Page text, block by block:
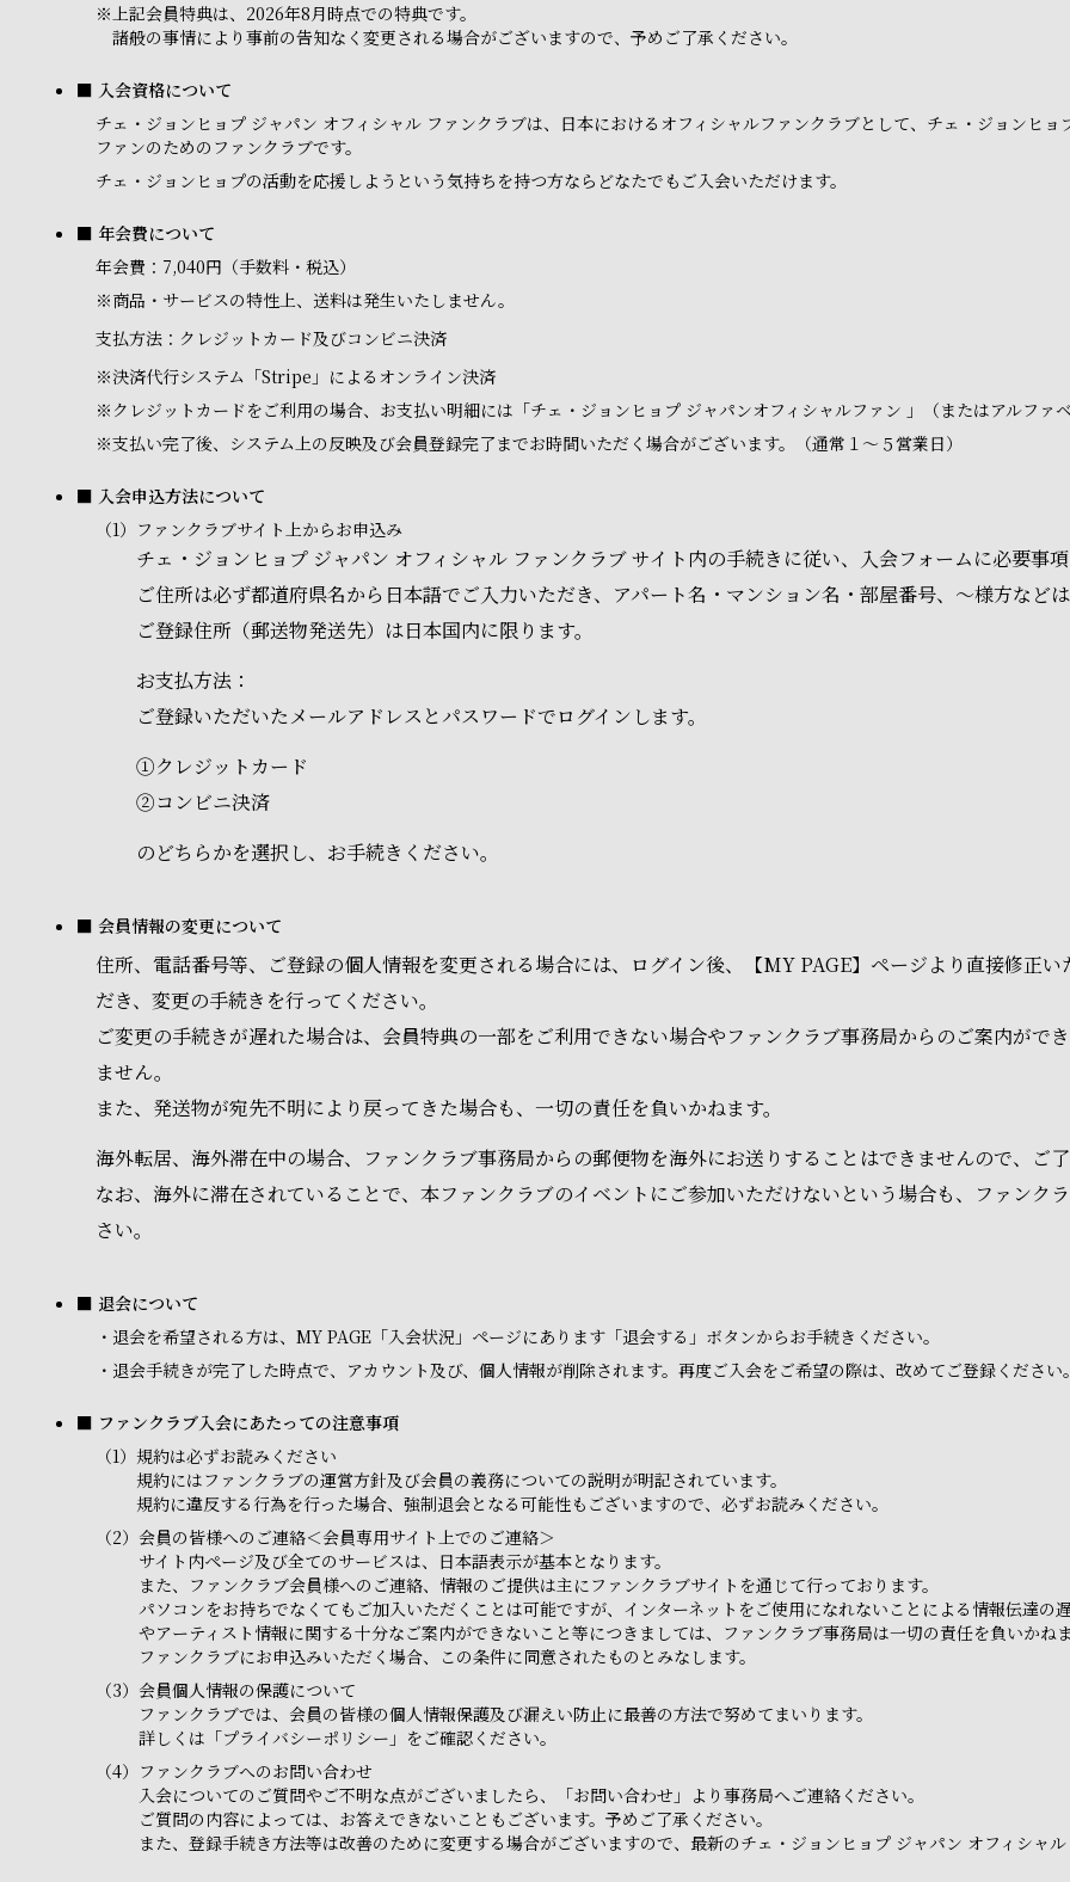
※上記会員特典は、2026年8月時点での特典です。
諸般の事情により事前の告知なく変更される場合がございますので、予めご了承ください。
■ 入会資格について
チェ・ジョンヒョプ ジャパン オフィシャル ファンクラブは、日本におけるオフィシャルファンクラブとして、チェ・ジョンヒ
ファンのためのファンクラブです。
チェ・ジョンヒョプの活動を応援しようという気持ちを持つ方ならどなたでもご入会いただけます。
■ 年会費について
年会費：7,040円（手数料・税込）
※商品・サービスの特性上、送料は発生いたしません。
支払方法：クレジットカード及びコンビニ決済
※決済代行システム「Stripe」によるオンライン決済
※ クレジットカードをご利用の場合、お支払い明細には「チェ・ジョンヒョプ ジャパンオフィシャルファン 」（またはアルファ
※支払い完了後、システム上の反映及び会員登録完了までお時間いただく場合がございます。（通常１～５営業日）
■ 入会申込方法について
（1） ファンクラブサイト上からお申込み
チェ・ジョンヒョプ ジャパン オフィシャル ファンクラブ サイト内の手続きに従い、入会フォームに必要事項
ご住所は必ず都道府県名から日本語でご入力いただき、アパート名・マンション名・部屋番号、～様方など
ご登録住所（郵送物発送先）は日本国内に限ります。
お支払方法：
ご登録いただいたメールアドレスとパスワードでログインします。
①クレジットカード
②コンビニ決済
のどちらかを選択し、お手続きください。
■ 会員情報の変更について
住所、電話番号等、ご登録の個人情報を変更される場合には、ログイン後、【MY PAGE】ページより直接修正
だき、変更の手続きを行ってください。
ご変更の手続きが遅れた場合は、会員特典の一部をご利用できない場合やファンクラブ事務局からのご案内がで
ません。
また、発送物が宛先不明により戻ってきた場合も、一切の責任を負いかねます。
海外転居、海外滞在中の場合、ファンクラブ事務局からの郵便物を海外にお送りすることはできませんので、ご了
なお、海外に滞在されていることで、本ファンクラブのイベントにご参加いただけないという場合も、ファンク
さい。
■ 退会について
・ 退会を希望される方は、MY PAGE「入会状況」ページにあります「退会する」ボタンからお手続きください。
・ 退会手続きが完了した時点で、アカウント及び、個人情報が削除されます。再度ご入会をご希望の際は、改めてご登録ください。
■ ファンクラブ入会にあたっての注意事項
（1） 規約は必ずお読みください
規約にはファンクラブの運営方針及び会員の義務についての説明が明記されています。
規約に違反する行為を行った場合、強制退会となる可能性もございますので、必ずお読みください。
（2） 会員の皆様へのご連絡＜会員専用サイト上でのご連絡＞
サイト内ページ及び全てのサービスは、日本語表示が基本となります。
また、ファンクラブ会員様へのご連絡、情報のご提供は主にファンクラブサイトを通じて行っております。
パソコンをお持ちでなくてもご加入いただくことは可能ですが、インターネットをご使用になれないことによる情報伝達
やアーティスト情報に関する十分なご案内ができないこと等につきましては、ファンクラブ事務局は一切の責任を負いかねま
ファンクラブにお申込みいただく場合、この条件に同意されたものとみなします。
（3） 会員個人情報の保護について
ファンクラブでは、会員の皆様の個人情報保護及び漏えい防止に最善の方法で努めてまいります。
詳しくは「プライバシーポリシー」をご確認ください。
（4） ファンクラブへのお問い合わせ
入会についてのご質問やご不明な点がございましたら、「お問い合わせ」より事務局へご連絡ください。
ご質問の内容によっては、お答えできないこともございます。予めご了承ください。
また、登録手続き方法等は改善のために変更する場合がございますので、最新のチェ・ジョンヒョプ ジャパン オフィシャル